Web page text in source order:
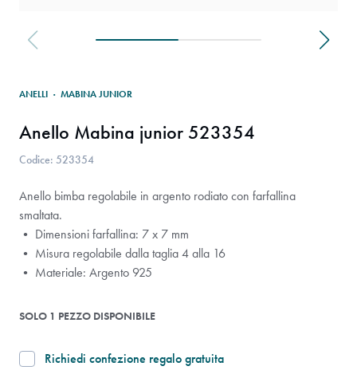
ANELLI · MABINA JUNIOR
Anello Mabina junior 523354
Codice: 523354
Anello bimba regolabile in argento rodiato con farfallina
smaltata.
• Dimensioni farfallina: 7 x 7 mm
• Misura regolabile dalla taglia 4 alla 16
• Materiale: Argento 925
SOLO 1 PEZZO DISPONIBILE
Richiedi confezione regalo gratuita